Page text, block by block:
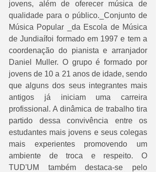
jovens, além de oferecer música de
qualidade para o público._Conjunto de
Música Popular _da Escola de Música
de Jundiaífoi formado em 1997 e tem a
coordenação do pianista e arranjador
Daniel Muller. O grupo é formado por
jovens de 10 a 21 anos de idade, sendo
que alguns dos seus integrantes mais
antigos já iniciam uma carreira
profissional. A dinâmica de trabalho tira
partido dessa convivência entre os
estudantes mais jovens e seus colegas
mais experientes promovendo um
ambiente de troca e respeito. O
TUD'UM também destaca-se pelo